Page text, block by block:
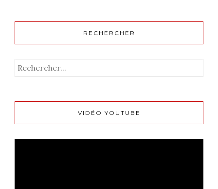
RECHERCHER
VIDÉO YOUTUBE